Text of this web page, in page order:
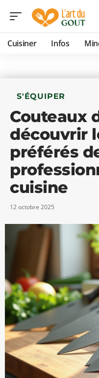
Cuisiner Infos
S'ÉQUIPER
Couteaux
découvrir
préférés
cuisine
12 octobre 2025